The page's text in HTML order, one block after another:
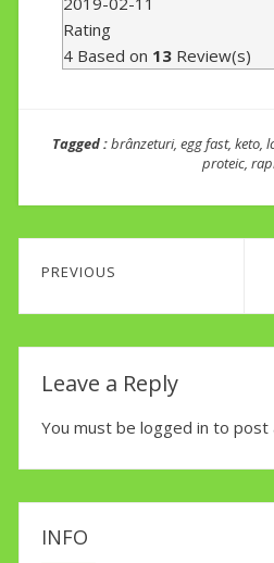
Rating
4 Based on 13 Review(s)
Tagged :brânzeturi, egg fast, keto,
proteic,
Post
navigation
PREVIOUS
Leave a Reply
You must be logged in to post
INFO